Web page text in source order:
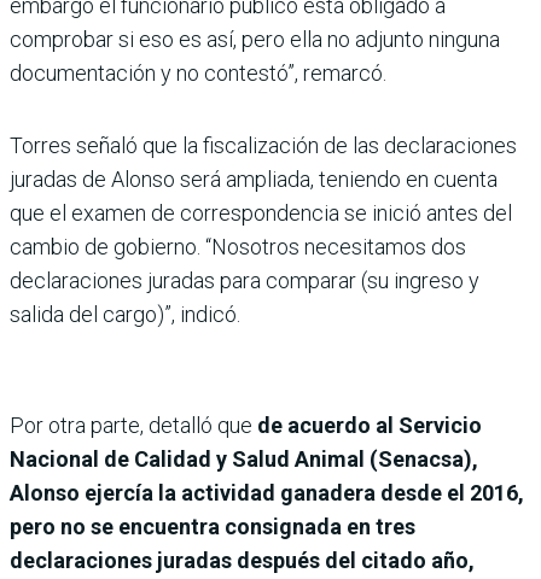
comprobar si eso es así, pero ella no adjunto ninguna
documentación y no contestó”, remarcó.
Torres señaló que la fiscalización de las declaraciones
juradas de Alonso será ampliada, teniendo en cuenta
que el examen de correspondencia se inició antes del
cambio de gobierno. “Nosotros necesitamos dos
declaraciones juradas para comparar (su ingreso y
salida del cargo)”, indicó.
Por otra parte, detalló que de acuerdo al Servicio
Nacional de Calidad y Salud Animal (Senacsa),
Alonso ejercía la actividad ganadera desde el 2016,
pero no se encuentra consignada en tres
declaraciones juradas después del citado año,